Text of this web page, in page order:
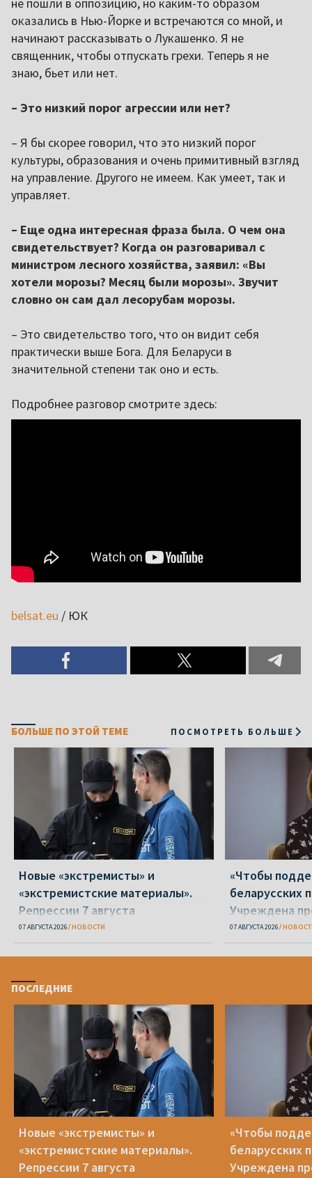
не пошли в оппозицию, но каким-то образом
оказались в Нью-Йорке и встречаются со мной, и
начинают рассказывать о Лукашенко. Я не
священник, чтобы отпускать грехи. Теперь я не
знаю, бьет или нет.
– Это низкий порог агрессии или нет?
– Я бы скорее говорил, что это низкий порог
культуры, образования и очень примитивный взгляд
на управление. Другого не имеем. Как умеет, так и
управляет.
– Еще одна интересная фраза была. О чем она
свидетельствует? Когда он разговаривал с
министром лесного хозяйства, заявил: «Вы
хотели морозы? Месяц были морозы». Звучит
словно он сам дал лесорубам морозы.
– Это свидетельство того, что он видит себя
практически выше Бога. Для Беларуси в
значительной степени так оно и есть.
Подробнее разговор смотрите здесь:
belsat.eu / ЮК
БОЛЬШЕ ПО ЭТОЙ ТЕМЕ ПОСМОТРЕТЬ БОЛЬШЕ
Новые «экстремисты» и
«экстремистские материалы».
Репрессии 7 августа
07 АВГУСТА 2026 НОВОСТИ
«Чтобы
беларусских
Учреждена
Вежновец
07 АВГУСТА 2026
ПОСЛЕДНИЕ
Новые «экстремисты» и
«экстремистские материалы».
Репрессии 7 августа
«Чтобы
беларусских
Учреждена